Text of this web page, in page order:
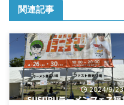
関連記事
2024/9/23